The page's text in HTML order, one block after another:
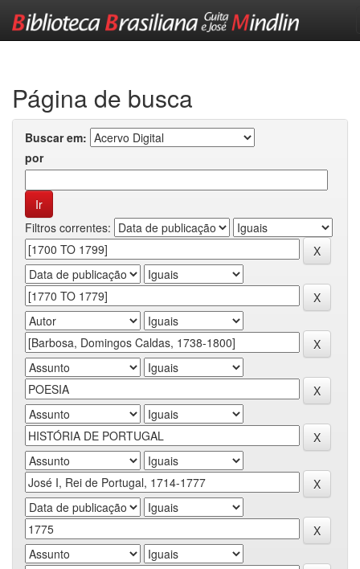
Página de busca
Buscar em:
por
Filtros correntes: